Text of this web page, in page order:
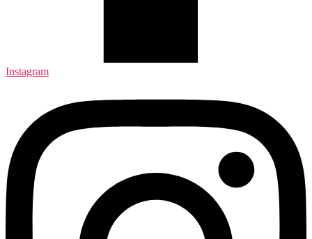
Instagram